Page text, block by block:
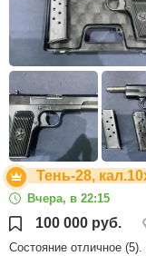
Тень-28,
Вчера, в 22:15
100 000 руб.
Состояние отличное